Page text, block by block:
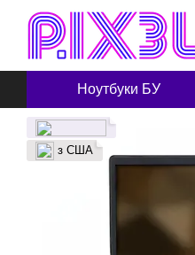
Перейти до основного контенту
Ноутбуки БУ
з США